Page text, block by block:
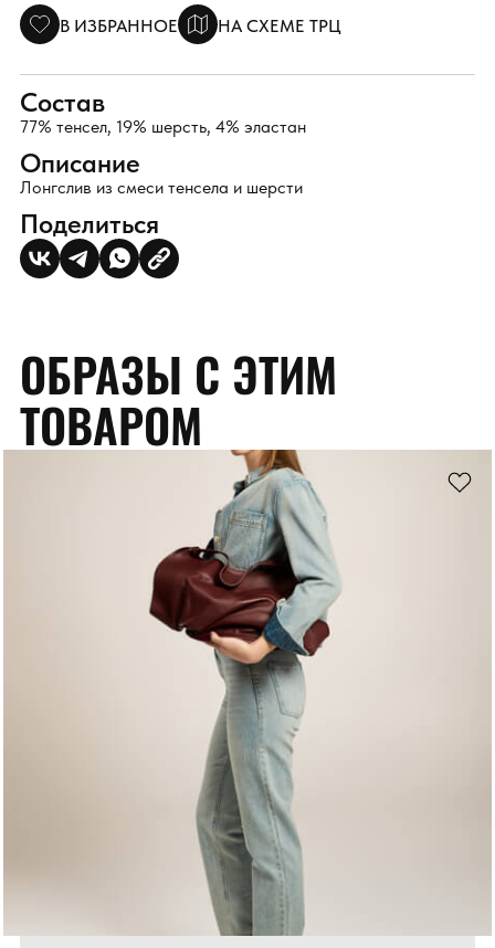
Состав
77% тенсел, 19% шерсть, 4% эластан
Описание
Лонгслив из смеси тенсела и шерсти
В ИЗБРАННОЕ НА СХЕМЕ ТРЦ
Поделиться
ОБРАЗЫ С ЭТИМ
ТОВАРОМ